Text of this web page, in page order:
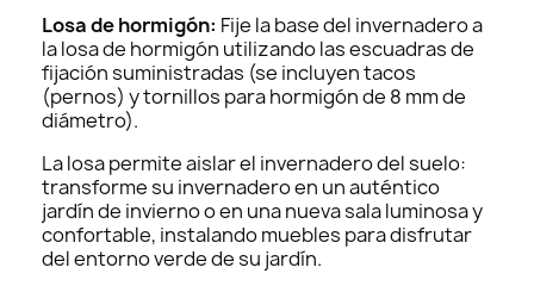
Losa de hormigón: Fije la base del invernadero a
la losa de hormigón utilizando las escuadras de
fijación suministradas (se incluyen tacos
(pernos) y tornillos para hormigón de 8 mm de
diámetro).
La losa permite aislar el invernadero del suelo:
transforme su invernadero en un auténtico
jardín de invierno o en una nueva sala luminosa y
confortable, instalando muebles para disfrutar
del entorno verde de su jardín.